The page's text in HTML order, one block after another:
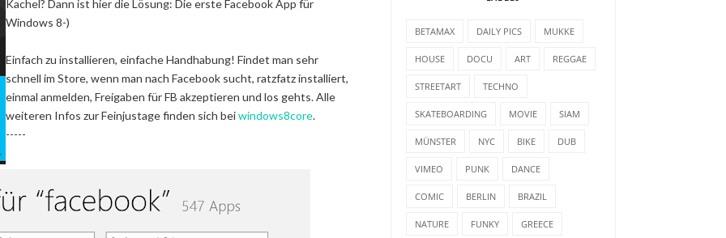
Kachel? Dann ist hier die Lösung: Die erste Facebook App für
Windows 8-)
Einfach zu installieren, einfache Handhabung! Findet man sehr
schnell im Store, wenn man nach Facebook sucht, ratzfatz installiert,
einmal anmelden, Freigaben für FB akzeptieren und los gehts. Alle
weiteren Infos zur Feinjustage finden sich beiwindows8core.
-----
BETAMAX DAILY PICS MUKKE
HOUSE DOCU ART REGGAE
STREETART TECHNO
SKATEBOARDING MOVIE SIAM
MÜNSTER NYC BIKE DUB
VIMEO PUNK DANCE
COMIC BERLIN BRAZIL
NATURE FUNKY GREECE